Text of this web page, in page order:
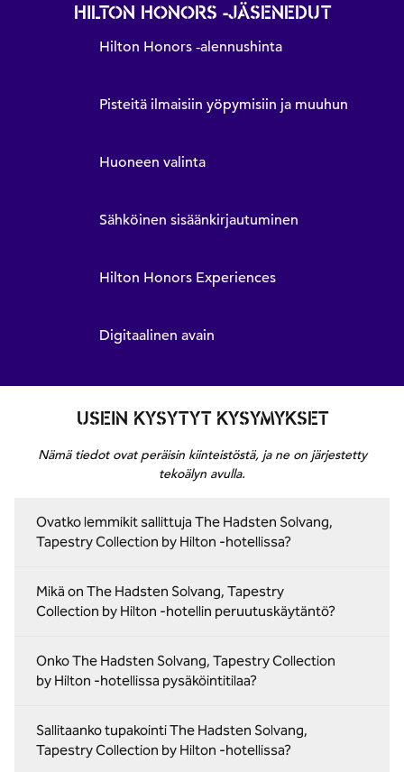
HILTON HONORS -JÄSENEDUT
Hilton Honors ‑alennushinta
Pisteitä ilmaisiin yöpymisiin ja muuhun
Huoneen valinta
Sähköinen sisäänkirjautuminen
Hilton Honors Experiences
Digitaalinen avain
USEIN KYSYTYT KYSYMYKSET
Nämä tiedot ovat peräisin kiinteistöstä, ja ne on järjestetty
tekoälyn avulla.
Ovatko lemmikit sallittuja The Hadsten Solvang,
Tapestry Collection by Hilton -hotellissa?
Mikä on The Hadsten Solvang, Tapestry
Collection by Hilton -hotellin peruutuskäytäntö?
Onko The Hadsten Solvang, Tapestry Collection
by Hilton -hotellissa pysäköintitilaa?
Sallitaanko tupakointi The Hadsten Solvang,
Tapestry Collection by Hilton -hotellissa?